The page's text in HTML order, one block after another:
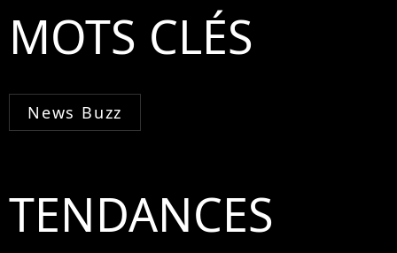
MOTS CLÉS
News Buzz
TENDANCES